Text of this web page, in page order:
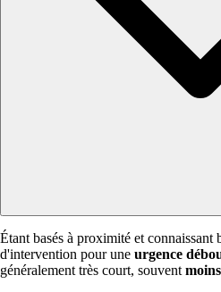
Étant basés à proximité et connaissant
d'intervention pour une urgence
généralement très court, souvent